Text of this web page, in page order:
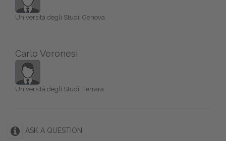
Università degli Studi, Genova
Carlo Veronesi
Università degli Studi, Ferrara
ASK A QUESTION